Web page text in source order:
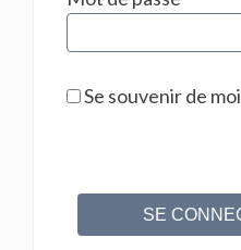
Se souvenir de moi